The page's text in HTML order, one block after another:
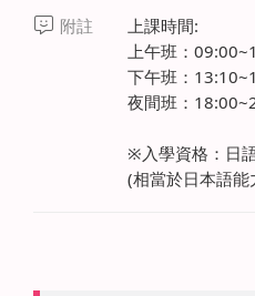
附註
上課時間:
上午班：
下午班：
夜間班：
※入學資格：日
(相當於日本語